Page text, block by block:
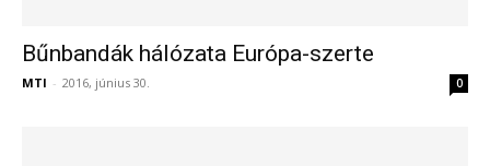
Bűnbandák hálózata Európa-szerte
MTI - 2016, június 30. 0